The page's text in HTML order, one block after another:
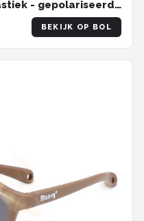
- gepolariseerde
en meisjes -
blauwBEKIJK OP BOL